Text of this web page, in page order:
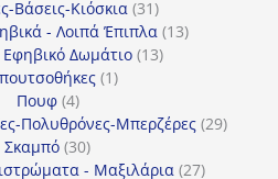
Βάσεις-Κιόσκια 3131
προϊόντα
- Λοιπά Έπιπλα 1313
Εφηβικό Δωμάτιο 1313
11
Πουφ 44
προϊόντα
Πολυθρόνες-Μπερζέρες 2929
Σκαμπό 3030
προϊόντα
- Μαξιλάρια 2727